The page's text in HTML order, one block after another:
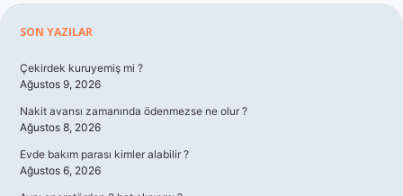
Sidebar
SON YAZILAR
Çekirdek kuruyemiş mi ?
Ağustos 9, 2026
Nakit avansı zamanında ödenmezse ne olur ?
Ağustos 8, 2026
Evde bakım parası kimler alabilir ?
Ağustos 6, 2026